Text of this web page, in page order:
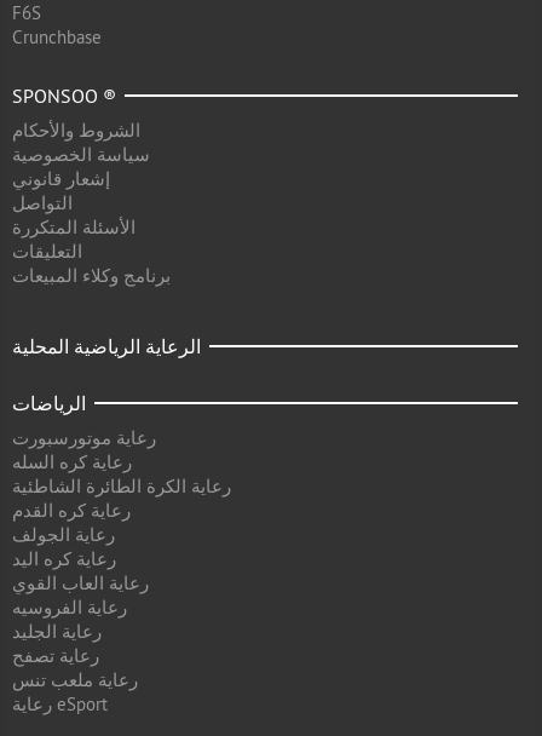
F6S
Crunchbase
SPONSOO ®
الشروط والأحكام
سياسة الخصوصية
إشعار قانوني
التواصل
الأسئلة المتكررة
التعليقات
برنامج وكلاء المبيعات
الرعاية الرياضية المحلية
الرياضات
رعاية موتورسبورت
رعاية كره السله
رعاية الكرة الطائرة الشاطئية
رعاية كره القدم
رعاية الجولف
رعاية كره اليد
رعاية العاب القوي
رعاية الفروسيه
رعاية الجليد
رعاية تصفح
رعاية ملعب تنس
رعاية eSport